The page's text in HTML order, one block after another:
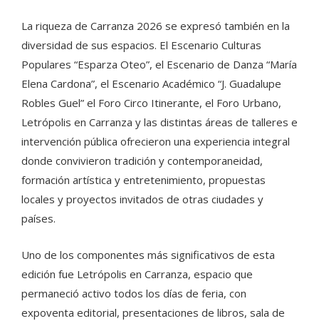
La riqueza de Carranza 2026 se expresó también en la
diversidad de sus espacios. El Escenario Culturas
Populares “Esparza Oteo”, el Escenario de Danza “María
Elena Cardona”, el Escenario Académico “J. Guadalupe
Robles Guel” el Foro Circo Itinerante, el Foro Urbano,
Letrópolis en Carranza y las distintas áreas de talleres e
intervención pública ofrecieron una experiencia integral
donde convivieron tradición y contemporaneidad,
formación artística y entretenimiento, propuestas
locales y proyectos invitados de otras ciudades y
países.
Uno de los componentes más significativos de esta
edición fue Letrópolis en Carranza, espacio que
permaneció activo todos los días de feria, con
expoventa editorial, presentaciones de libros, sala de